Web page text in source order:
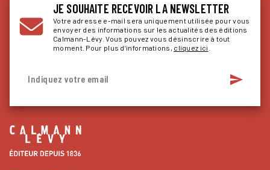
JE SOUHAITE RECEVOIR LA NEWSLETTER
Votre adresse e-mail sera uniquement utilisée pour vous
envoyer des informations sur les actualités des éditions
Calmann-Lévy. Vous pouvez vous désinscrire à tout
moment. Pour plus d’informations, cliquez ici
Indiquez votre email send